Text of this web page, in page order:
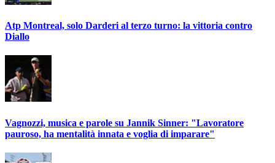
Atp Montreal, solo Darderi al terzo turno: la vittoria contro
Diallo
Vagnozzi, musica e parole su Jannik Sinner: "Lavoratore
pauroso, ha mentalità innata e voglia di imparare"